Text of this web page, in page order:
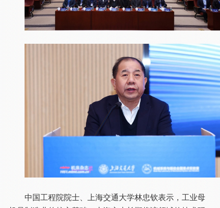
中国工程院院士、上海交通大学林忠钦表示，工业母